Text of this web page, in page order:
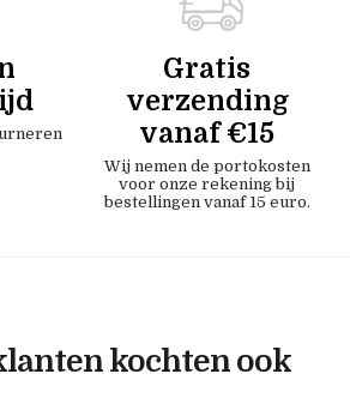
Gratis
verzending
vanaf €15
Wij nemen de portokosten
voor onze rekening bij
bestellingen vanaf 15 euro.
kochten ook